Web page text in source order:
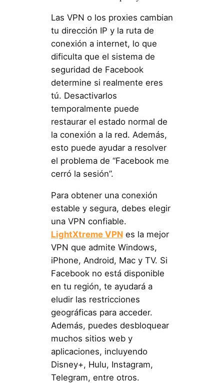
Las VPN o los proxies cambian
tu dirección IP y la ruta de
conexión a internet, lo que
dificulta que el sistema de
seguridad de Facebook
determine si realmente eres
tú. Desactivarlos
temporalmente puede
restaurar el estado normal de
la conexión a la red. Además,
esto puede ayudar a resolver
el problema de “Facebook me
cerró la sesión”.
Para obtener una conexión
estable y segura, debes elegir
una VPN confiable.
LightXtreme VPNes la mejor
VPN que admite Windows,
iPhone, Android, Mac y TV. Si
Facebook no está disponible
en tu región, te ayudará a
eludir las restricciones
geográficas para acceder.
Además, puedes desbloquear
muchos sitios web y
aplicaciones, incluyendo
Disney+, Hulu, Instagram,
Telegram, entre otros.